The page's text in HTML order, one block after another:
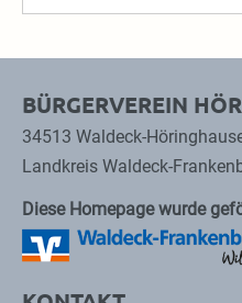
BÜRGERVEREIN
34513 Waldeck-
Landkreis Waldeck-
Diese Homepage wurde